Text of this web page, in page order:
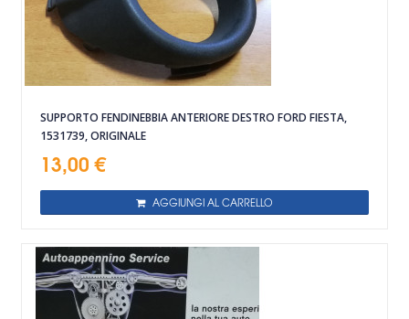
SUPPORTO FENDINEBBIA ANTERIORE DESTRO FORD FIESTA,
1531739, ORIGINALE
13,00 €
AGGIUNGI AL CARRELLO